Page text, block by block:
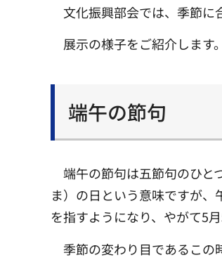
文化振興部会では、季節に
展示の様子をご紹介します。
端午の節句
端午の節句は五節句のひと
ま）の日という意味ですが
を指すようになり、やがて5
季節の変わり目であるこの